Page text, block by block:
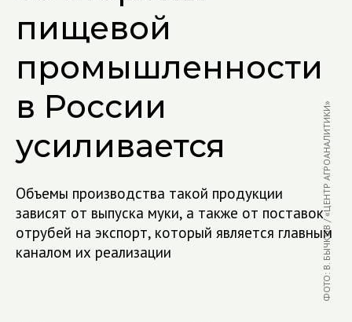
пищевой
промышленности
в России
усиливается
Объемы производства такой продукции
зависят от выпуска муки, а также от поставок
отрубей на экспорт, который является главным
каналом их реализации
ФОТО: В. БЫЧКОВ / «ЦЕНТР АГРОАНАЛИТИКИ»